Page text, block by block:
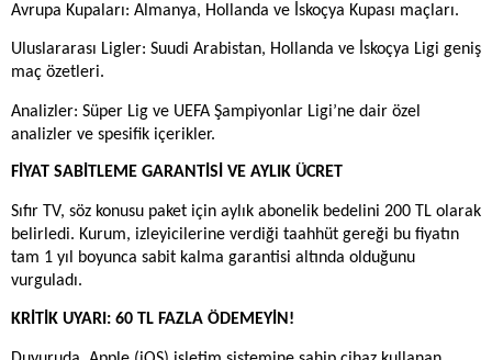
Avrupa Kupaları: Almanya, Hollanda ve İskoçya Kupası maçları.
Uluslararası Ligler: Suudi Arabistan, Hollanda ve İskoçya Ligi geniş
maç özetleri.
Analizler: Süper Lig ve UEFA Şampiyonlar Ligi’ne dair özel
analizler ve spesifik içerikler.
FİYAT SABİTLEME GARANTİSİ VE AYLIK ÜCRET
Sıfır TV, söz konusu paket için aylık abonelik bedelini 200 TL olarak
belirledi. Kurum, izleyicilerine verdiği taahhüt gereği bu fiyatın
tam 1 yıl boyunca sabit kalma garantisi altında olduğunu
vurguladı.
KRİTİK UYARI: 60 TL FAZLA ÖDEMEYİN!